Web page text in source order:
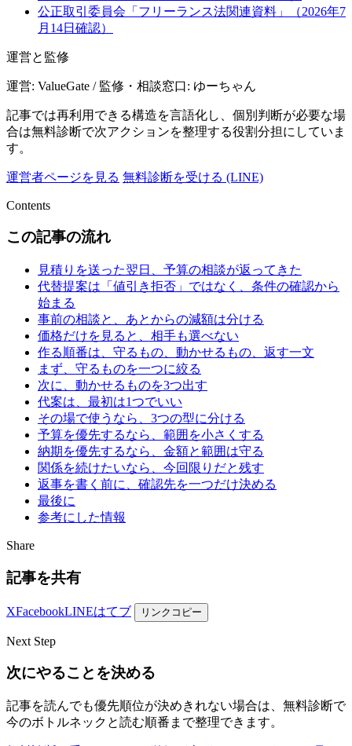
公正取引委員会「フリーランス法関連資料」（2026年7
月14日確認）
運営と監修
運営: ValueGate / 監修・相談窓口: ゆーちゃん
記事では再利用できる構造を言語化し、個別判断が必要な場
合は無料診断で次アクションを整理する役割分担にしていま
す。
運営者ページを見る 無料診断を受ける (LINE)
Contents
この記事の流れ
見積りを送った翌日、予算の相談が返ってきた
代替提案は「値引き拒否」ではなく、条件の確認から
始まる
事前の相談と、あとからの減額は分ける
価格だけを見ると、相手も選べない
作る順番は、守るもの、動かせるもの、返す一文
まず、守るものを一つに絞る
次に、動かせるものを3つ出す
代案は、最初は1つでいい
その場で使うなら、3つの型に分ける
予算を優先するなら、範囲を小さくする
納期を優先するなら、金額と範囲は守る
関係を続けたいなら、今回限りだと残す
返事を書く前に、確認先を一つだけ決める
最後に
参考にした情報
Share
記事を共有
XFacebookLINEはてブ リンクコピー
Next Step
次にやることを決める
記事を読んでも優先順位が決めきれない場合は、無料診断で
今のボトルネックと読む順番まで整理できます。